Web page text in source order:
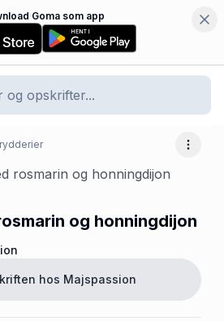
Goma som app
Flere
og honningdijon
hos Majspassion